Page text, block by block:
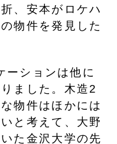
、安本がロケハ
物件を発見した
ーションは他に
ました。木造2
物件はほかには
と考えて、大野
た金沢大学の先